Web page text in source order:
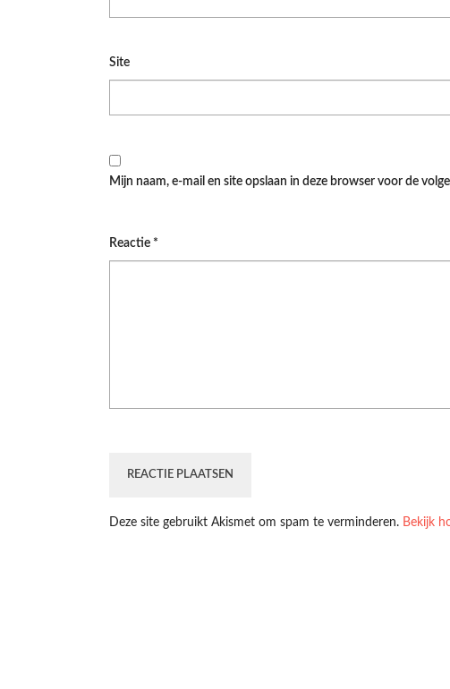
Site
Mijn naam, e-mail en site opslaan in deze browser voor de
Reactie *
Deze site gebruikt Akismet om spam te verminderen. Bekijk